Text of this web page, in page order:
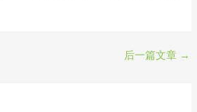
后一篇文章 →